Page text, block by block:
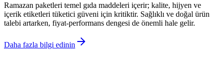
Ramazan paketleri temel gıda maddeleri içerir; kalite, hijyen ve
içerik etiketleri tüketici güveni için kritiktir. Sağlıklı ve doğal ürün
talebi artarken, fiyat-performans dengesi de önemli hale gelir.
Daha fazla bilgi edinin